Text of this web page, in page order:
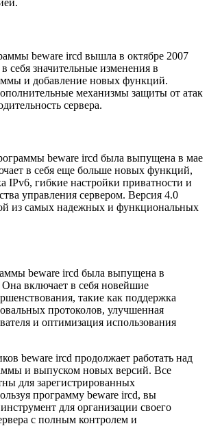
beware ircd вышла в октябре 2007
себя значительные изменения в
и добавление новых функций.
механизмы защиты от атак
сервера.
beware ircd была выпущена в мае
в себя еще больше новых функций,
IPv6, гибкие настройки приватности и
управления сервером. Версия 4.0
из самых надежных и функциональных
beware ircd была выпущена в
Она включает в себя новейшие
такие как поддержка
протоколов, улучшенная
и оптимизация использования
beware ircd продолжает работать над
и выпуском новых версий. Все
для зарегистрированных
программу beware ircd, вы
для организации своего
с полным контролем и